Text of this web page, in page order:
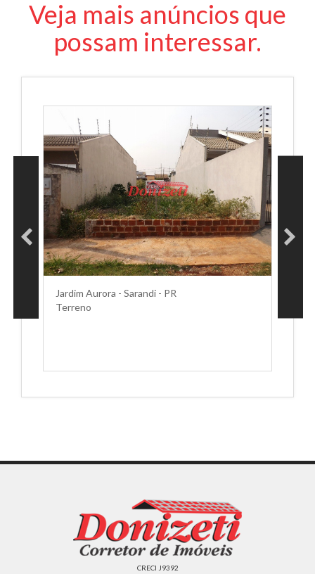
Veja mais anúncios que
possam interessar.
Jardim Aurora - Sarandi - PR
Terreno
CRECI J9392